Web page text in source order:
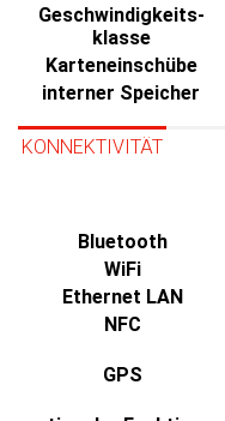
Geschwindig­keits­
klasse
Karten­einschübe
interner Speicher
KONNEKTIVITÄT
Bluetooth
WiFi
Ethernet LAN
NFC
GPS